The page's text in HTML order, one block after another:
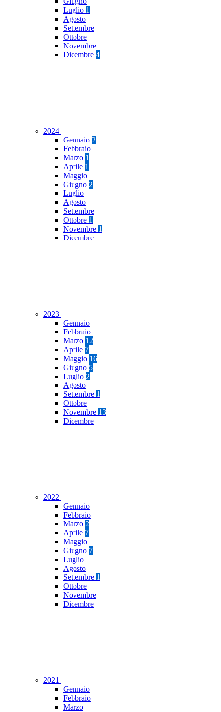
Luglio 1
Agosto
Settembre
Ottobre
Novembre
Dicembre 4
2024
Gennaio 2
Febbraio
Marzo 1
Aprile 1
Maggio
Giugno 2
Luglio
Agosto
Settembre
Ottobre 1
Novembre 1
Dicembre
2023
Gennaio
Febbraio
Marzo 12
Aprile 7
Maggio 16
Giugno 5
Luglio 2
Agosto
Settembre 1
Ottobre
Novembre 13
Dicembre
2022
Gennaio
Febbraio
Marzo 2
Aprile 7
Maggio
Giugno 7
Luglio
Agosto
Settembre 1
Ottobre
Novembre
Dicembre
2021
Gennaio
Febbraio
Marzo